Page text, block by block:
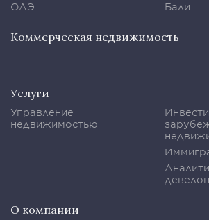
ОАЭ
Бали
Коммерческая недвижимость
Услуги
Управление
недвижимостью
О компании